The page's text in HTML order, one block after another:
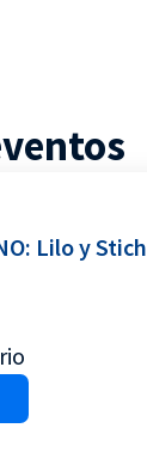
Lilo y Stich